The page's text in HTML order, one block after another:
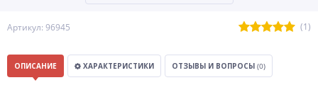
Артикул: 96945 (1)
ОПИСАНИЕ ХАРАКТЕРИСТИКИ ОТЗЫВЫ И ВОПРОСЫ (0)